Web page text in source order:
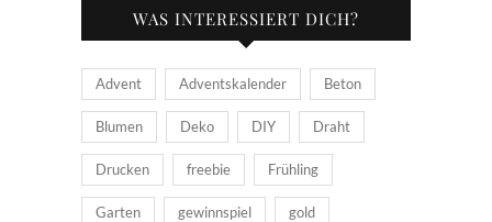
WAS INTERESSIERT DICH?
Advent Adventskalender Beton
Blumen Deko DIY Draht
Drucken freebie Frühling
Garten gewinnspiel gold